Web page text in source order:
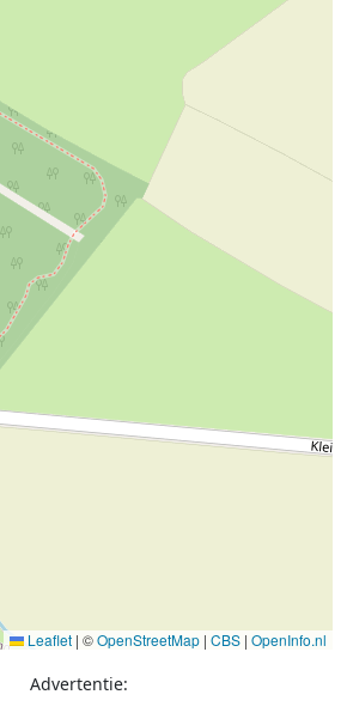
Leaflet | ©OpenStreetMap | CBS | OpenInfo.nl
Advertentie: